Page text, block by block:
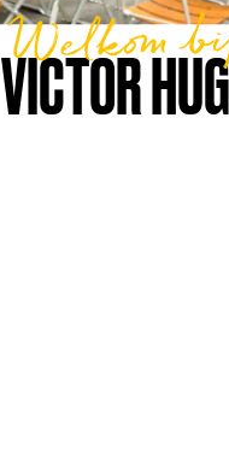
VICTOR
Welkom